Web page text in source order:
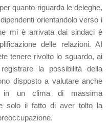
quanto riguarda le deleghe,
orientandolo verso i
mi è arrivata dai sindaci è
delle relazioni. AI
tenere rivolto lo sguardo, ai
la possibilità della
disposto a valutare anche
un clima di massima
solo il fatto di aver tolto la